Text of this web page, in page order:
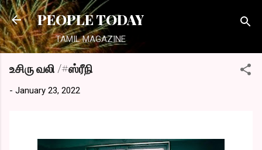
Skip to main content
PEOPLE TODAY
TAMIL MAGAZINE
உசிரு வலி /#ஸ்ரீநி
- January 23, 2022